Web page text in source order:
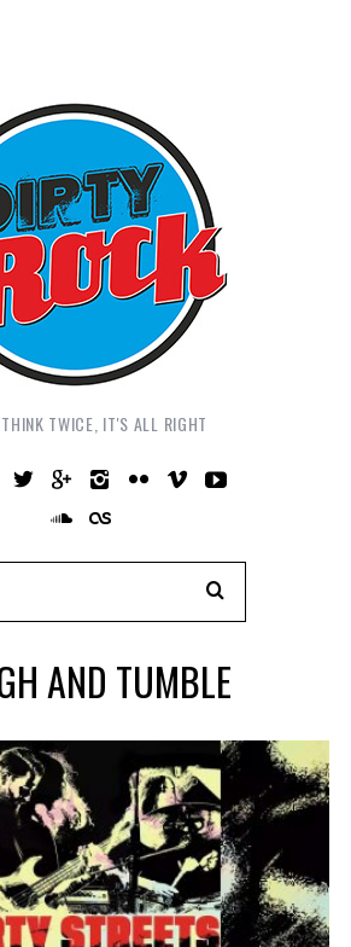
TWICE, IT'S ALL RIGHT
AND TUMBLE